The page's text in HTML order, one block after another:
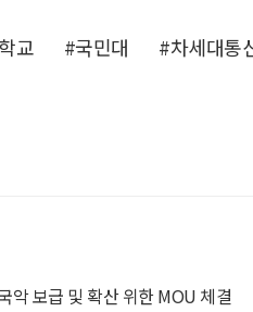
교 #국민대 #차세대통
악 보급 및 확산 위한 MOU 체결